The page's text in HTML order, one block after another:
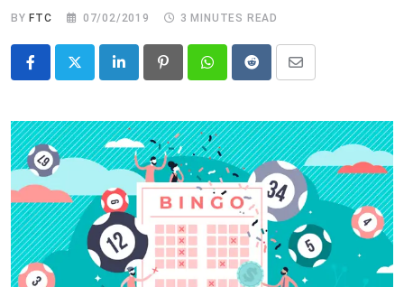
BY FTC 07/02/2019 3 MINUTES READ
LinkedIn PinterestWhatsappRedditShare
Email